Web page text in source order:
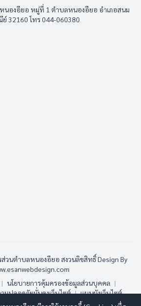
นองอียอ หมู่ที่ 1 ตำบลหนองอียอ อำเภอสนม
32160 โทร 044-060380
วนตำบลหนองอียอ สงวนลิขสิทธิ์Design By
| นโยบายการคุ้มครองข้อมูลส่วนบุคคล |
มปลอดภัยมั่นคงเว็บไซต์ | แผนผังเว็บไซต์